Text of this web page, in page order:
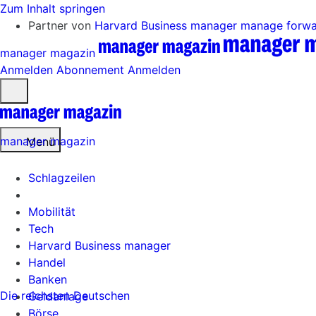
Zum Inhalt springen
Partner von Harvard Business manager manage
manager magazin
Anmelden Abonnement Anmelden
öffnen
Menü
Schlagzeilen
Mobilität
Tech
Harvard Business manager
Handel
Banken
Geldanlage
Börse
manager magazin
Die reichsten Deutschen